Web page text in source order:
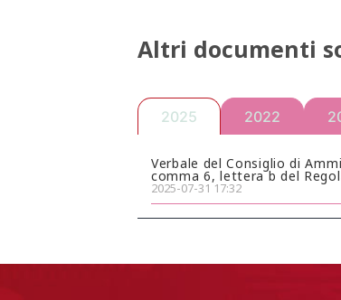
Altri documenti
2025 2022
Verbale del Consiglio di
comma 6, lettera b del
2025-07-31 17:32